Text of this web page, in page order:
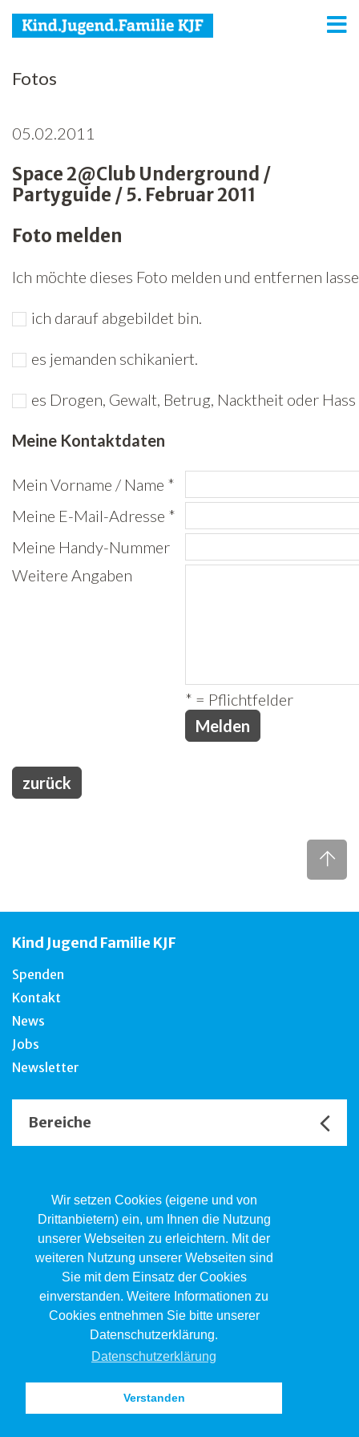
Wir setzen Cookies (eigene und von
Drittanbietern) ein, um Ihnen die Nutzung
unserer Webseiten zu erleichtern. Mit der
weiteren Nutzung unserer Webseiten sind
Sie mit dem Einsatz der Cookies
einverstanden. Weitere Informationen zu
Cookies entnehmen Sie bitte unserer
Datenschutzerklärung.
Datenschutzerklärung
Verstanden
KJF
Jugend
Familie
Netzwerk
Spenden
Jobs
Freiwilligenarbeit
News
Fotos
05.02.2011
Space 2@Club Underground /
Partyguide / 5. Februar 2011
Foto melden
Ich möchte dieses Foto melden und entfernen
ich darauf abgebildet bin.
es jemanden schikaniert.
es Drogen, Gewalt, Betrug, Nacktheit oder
Meine Kontaktdaten
Mein Vorname / Name *
Meine E-Mail-Adresse *
Meine Handy-Nummer
Weitere Angaben
* = Pflichtfelder
zurück
Kind Jugend Familie KJF
Spenden
Kontakt
News
Jobs
Newsletter
Bereiche
Kind.Jugend.Familie KJF
Poststrasse 2, Postfach, 4410 Liestal
061 551 17 77
kjf@jsw.swiss